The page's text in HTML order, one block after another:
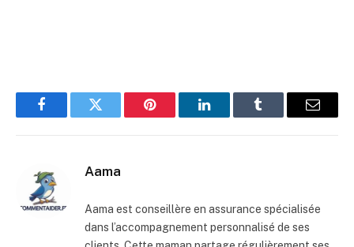
FacebookTwitter Pinterest LinkedInTumblr
E-
Aama
Aama est conseillère en assurance spécialisée
dans l’accompagnement personnalisé de ses